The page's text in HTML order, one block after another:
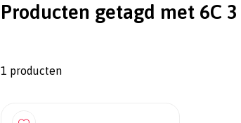
Producten getagd met 6C 3
1 producten